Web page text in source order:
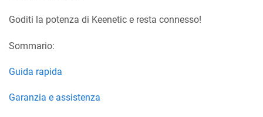
Goditi la potenza di Keenetic e resta connesso!
Sommario:
Guida rapida
Garanzia e assistenza